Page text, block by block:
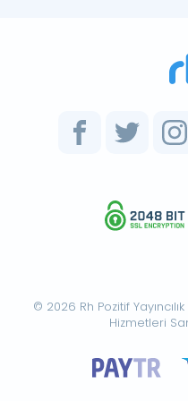
© 2026 Rh Pozitif
Hizmetleri